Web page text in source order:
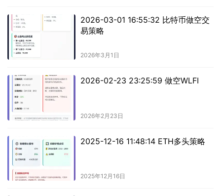
2026-03-01 16:55:32 比特币做空交
易策略
2026年3月1日
2026-02-23 23:25:59 做空WLFI
2026年2月23日
2025-12-16 11:48:14 ETH多头策略
2025年12月16日